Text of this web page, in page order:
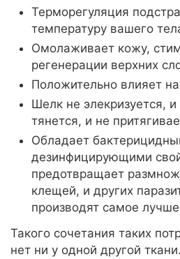
Терморегуляция
температуру вашего
Омолаживает кожу,
регенерации верхних
Положительно влияет
Шелк не элекризуется,
тянется, и не
Обладает
дезинфицирующими
предотвращает
клещей, и других
производят самое
Такого сочетания таких
нет ни у одной другой ткани.